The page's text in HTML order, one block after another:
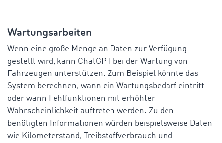
Wartungsarbeiten
Wenn eine große Menge an Daten zur Verfügung
gestellt wird, kann ChatGPT bei der Wartung von
Fahrzeugen unterstützen. Zum Beispiel könnte das
System berechnen, wann ein Wartungsbedarf eintritt
oder wann Fehlfunktionen mit erhöhter
Wahrscheinlichkeit auftreten werden. Zu den
benötigten Informationen würden beispielsweise Daten
wie Kilometerstand, Treibstoffverbrauch und